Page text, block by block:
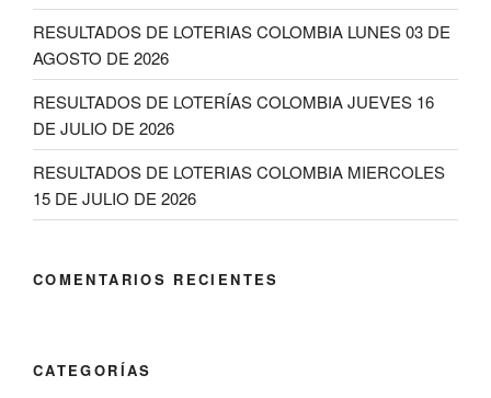
RESULTADOS DE LOTERIAS COLOMBIA LUNES 03 DE
AGOSTO DE 2026
RESULTADOS DE LOTERÍAS COLOMBIA JUEVES 16
DE JULIO DE 2026
RESULTADOS DE LOTERIAS COLOMBIA MIERCOLES
15 DE JULIO DE 2026
COMENTARIOS RECIENTES
CATEGORÍAS